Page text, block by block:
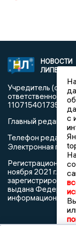
НОВОСТИ
ЛИПЕЦКА
Учредитель
1107154017354)
Главный редактор:
Телефон
Электронная
ноября 2021 г.
выдана
информационных
с